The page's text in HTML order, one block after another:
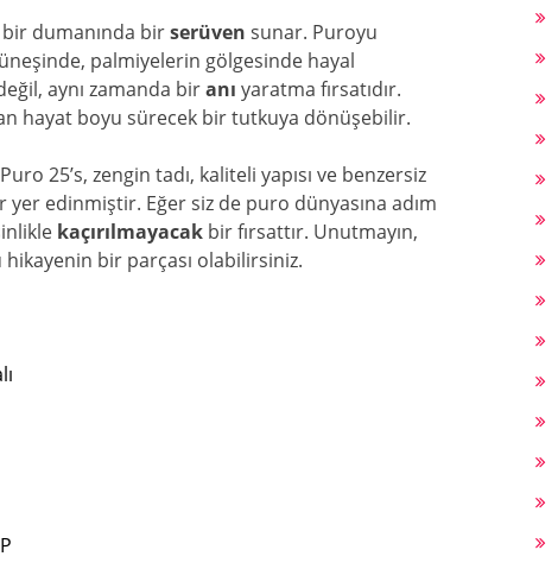
dumanında birserüven sunar. Puroyu
palmiyelerin gölgesinde hayal
aynı zamanda biranı yaratma fırsatıdır.
hayat boyu sürecek bir tutkuya dönüşebilir.
25’s, zengin tadı, kaliteli yapısı ve benzersiz
edinmiştir. Eğer siz de puro dünyasına adım
kaçırılmayacak bir fırsattır. Unutmayın,
bir parçası olabilirsiniz.